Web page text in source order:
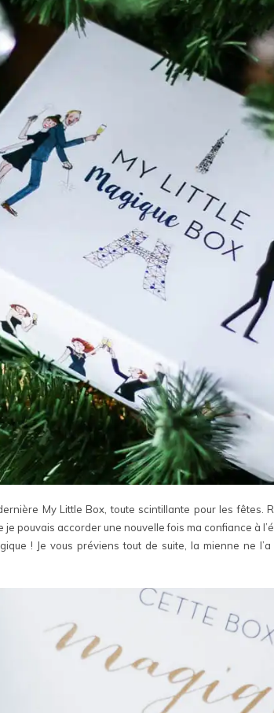
My Little Box, toute scintillante pour les fêtes.
pouvais accorder une nouvelle fois ma confiance à
! Je vous préviens tout de suite, la mienne ne